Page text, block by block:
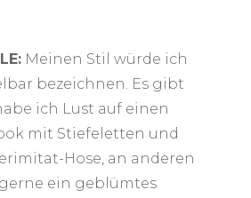
Meinen Stil würde ich
bezeichnen. Es gibt
ich Lust auf einen
mit Stiefeletten und
Hose, an anderen
ein geblümtes